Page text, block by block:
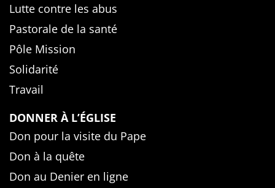
Lutte contre les abus
Pastorale de la santé
Pôle Mission
Solidarité
Travail
DONNER À L’ÉGLISE
Don pour la visite du Pape
Don à la quête
Don au Denier en ligne